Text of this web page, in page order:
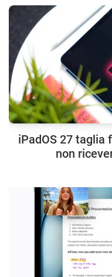
iPadOS 27 taglia
non